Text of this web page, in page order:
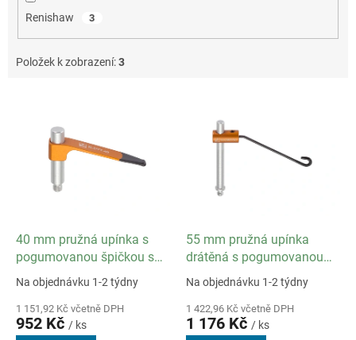
Renishaw 3
Položek k zobrazení:3
40 mm pružná upínka s
pogumovanou špičkou s
25 mm stojkou a závitem
Na objednávku 1-2 týdny
1 151,92 Kč včetně DPH
952 Kč / ks
55 mm pružná upínka
drátěná s pogumovanou
špičkou s 45 mm stojkou a
závitem M4
Na objednávku 1-2 týdny
1 422,96 Kč včetně DPH
1 176 Kč / ks